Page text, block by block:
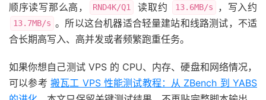
顺序读写那么高，
RND4K/Q1 读取约 13.6MB/s ，写入约
13.7MB/s 。所以这台机器适合轻量建站和线路测试，不适
合长期高写入、高并发或者频繁跑重任务。
如果你想自己测试 VPS 的 CPU、内存、硬盘和网络情况，
可以参考 搬瓦工 VPS 性能测试教程：从 ZBench 到 YABS